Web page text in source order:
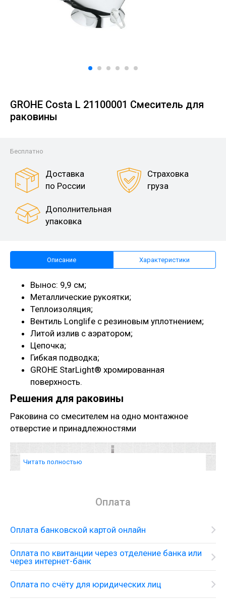
GROHE Costa L 21100001 Смеситель для
раковины
Бесплатно
Доставка
по России
Страховка
груза
Дополнительная
упаковка
Описание Характеристики
Вынос: 9,9 см;
Металлические рукоятки;
Теплоизоляция;
Вентиль Longlife с резиновым уплотнением;
Литой излив с аэратором;
Цепочка;
Гибкая подводка;
GROHE StarLight® хромированная
поверхность.
Решения для раковины
Раковина со смесителем на одно монтажное
отверстие и принадлежностями
Читать полностью
Оплата
Оплата банковской картой онлайн
Оплата по квитанции через отделение банка или
через интернет-банк
Оплата по счёту для юридических лиц